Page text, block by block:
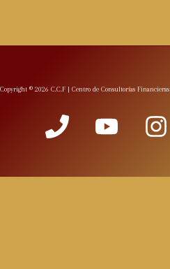
Copyright © 2026 C.C.F | Centro de Consultorías Financieras